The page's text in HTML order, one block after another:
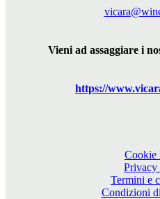
Vieni ad assaggiare i
https://www.
Cookie
Privacy
Termini e
Condizioni